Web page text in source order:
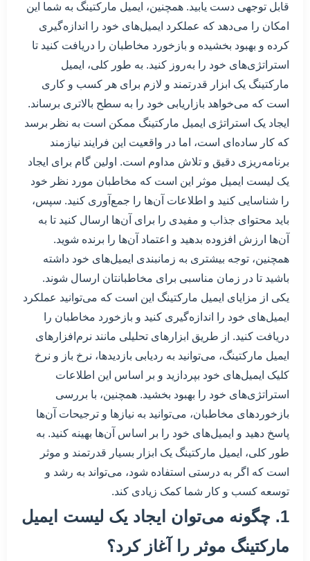
قابل توجهی دست یابید. همچنین، ایمیل مارکتینگ به شما این
امکان را می‌دهد که عملکرد ایمیل‌های خود را اندازه‌گیری
کرده و بهبود بخشیده و بازخورد مخاطبان را دریافت کنید تا
استراتژی‌های خود را به‌روز کنید. به طور کلی، ایمیل
مارکتینگ یک ابزار قدرتمند و لازم برای هر کسب و کاری
است که می‌خواهد بازاریابی خود را به سطح بالاتری برساند.
ایجاد یک استراتژی ایمیل مارکتینگ ممکن است به نظر برسد
که کار ساده‌ای است، اما در واقعیت این فرایند نیازمند
برنامه‌ریزی دقیق و تلاش مداوم است. اولین گام برای ایجاد
یک لیست ایمیل موثر این است که مخاطبان مورد نظر خود
را شناسایی کنید و اطلاعات آن‌ها را جمع‌آوری کنید. سپس،
باید محتوای جذاب و مفیدی را برای آن‌ها ارسال کنید تا به
آن‌ها ارزش افزوده بدهید و اعتماد آن‌ها را برنده شوید.
همچنین، توجه بیشتری به زمانبندی ایمیل‌های خود داشته
باشید تا در زمان مناسبی برای مخاطبانتان ارسال شوند.
یکی از مزایای ایمیل مارکتینگ این است که می‌توانید عملکرد
ایمیل‌های خود را اندازه‌گیری کنید و بازخورد مخاطبان را
دریافت کنید. از طریق ابزارهای تحلیلی مانند نرم‌افزارهای
ایمیل مارکتینگ، می‌توانید به ردیابی بازدیدها، نرخ باز و نرخ
کلیک ایمیل‌های خود بپردازید و بر اساس این اطلاعات
استراتژی‌های خود را بهبود بخشید. همچنین، با بررسی
بازخوردهای مخاطبان، می‌توانید به نیازها و ترجیحات آن‌ها
پاسخ دهید و ایمیل‌های خود را بر اساس آن‌ها بهینه کنید. به
طور کلی، ایمیل مارکتینگ یک ابزار بسیار قدرتمند و موثر
است که اگر به درستی استفاده شود، می‌تواند به رشد و
توسعه کسب و کار شما کمک زیادی کند.
1. چگونه می‌توان ایجاد یک لیست ایمیل
مارکتینگ موثر را آغاز کرد؟